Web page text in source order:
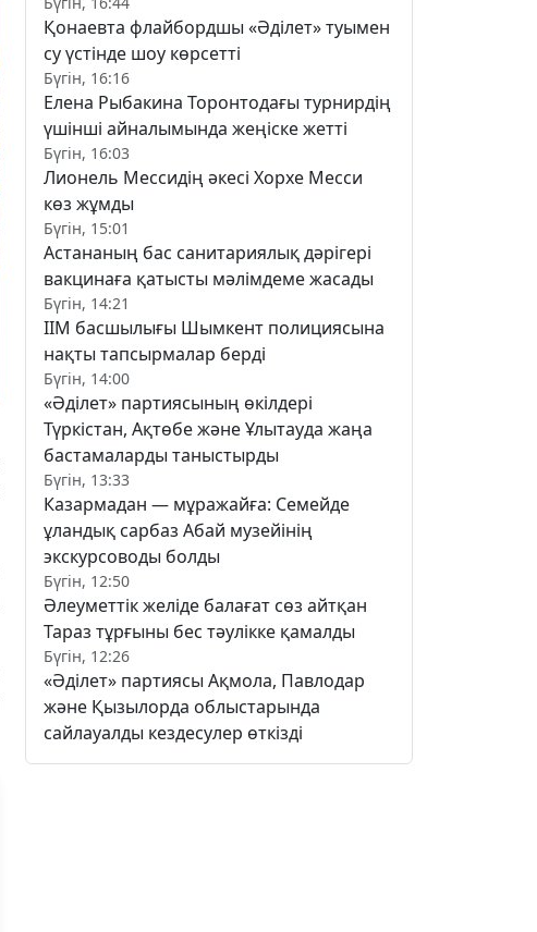
Қонаевта флайбордшы «Әділет» туымен
су үстінде шоу көрсетті
Бүгін, 16:16
Елена Рыбакина Торонтодағы турнирдің
үшінші айналымында жеңіске жетті
Бүгін, 16:03
Лионель Мессидің әкесі Хорхе Месси
көз жұмды
Бүгін, 15:01
Астананың бас санитариялық дәрігері
вакцинаға қатысты мәлімдеме жасады
Бүгін, 14:21
ІІМ басшылығы Шымкент полициясына
нақты тапсырмалар берді
Бүгін, 14:00
«Әділет» партиясының өкілдері
Түркістан, Ақтөбе және Ұлытауда жаңа
бастамаларды таныстырды
Бүгін, 13:33
Казармадан — мұражайға: Семейде
ұландық сарбаз Абай музейінің
экскурсоводы болды
Бүгін, 12:50
Әлеуметтік желіде балағат сөз айтқан
Тараз тұрғыны бес тәулікке қамалды
Бүгін, 12:26
«Әділет» партиясы Ақмола, Павлодар
және Қызылорда облыстарында
сайлауалды кездесулер өткізді